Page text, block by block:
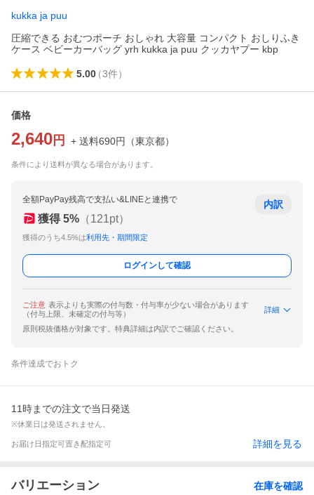
kukka ja puu
圧縮できる おむつポーチ おしゃれ 大容量 コンパクト おしりふき
ケース ベビーカーバッグ yrh kukka ja puu クッカヤプー kbp
5.00（3件）
価格
2,640 円 + 送料690円 （東京都）
条件により送料が異なる場合があります。
全額PayPay残高で支払い&LINEと連携で
獲得 5% （121pt）
獲得のうち4.5%は利用先・期間限定
内訳
ログインして確認
ご注意 表示よりも実際の付与数・付与率が少ない場合があります
（付与上限、未確定の付与等）
詳細
原則税抜価格が対象です。特典詳細は内訳でご確認ください。
条件達成でおトク
11時までの注文で当日発送
※休業日は発送されません。
お届け日指定可置き配指定可 詳細を見る
バリエーション 在庫を確認